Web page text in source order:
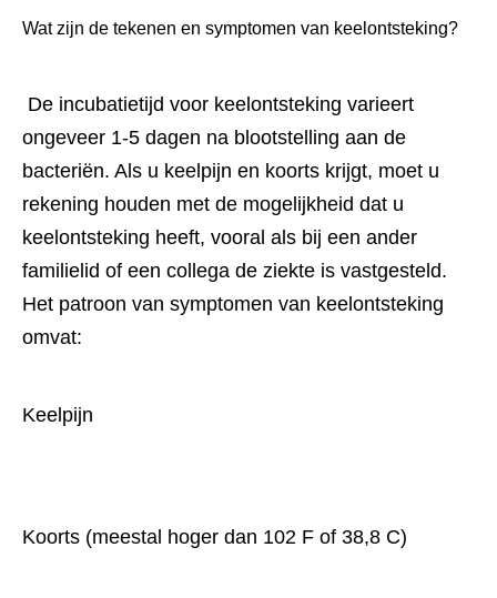
Wat zijn de tekenen en symptomen van keelontsteking?
ongeveer 1-5 dagen na blootstelling aan de
bacteriën. Als u keelpijn en koorts krijgt, moet u
rekening houden met de mogelijkheid dat u
keelontsteking heeft, vooral als bij een ander
familielid of een collega de ziekte is vastgesteld.
Het patroon van symptomen van keelontsteking
omvat:
Keelpijn
Koorts (meestal hoger dan 102 F of 38,8 C)